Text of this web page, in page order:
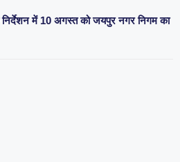
निर्देशन में 10 अगस्त को जयपुर नगर निगम का